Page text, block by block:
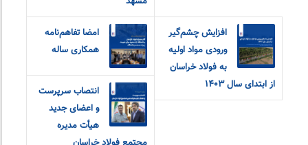
افزایش چشم‌گیر
ورودی مواد اولیه
به فولاد خراسان
از ابتدای سال ۱۴۰۳
امضا تفاهم‌نامه
همکاری ساله
انتصاب سرپرست
و اعضای جدید
هیأت مدیره